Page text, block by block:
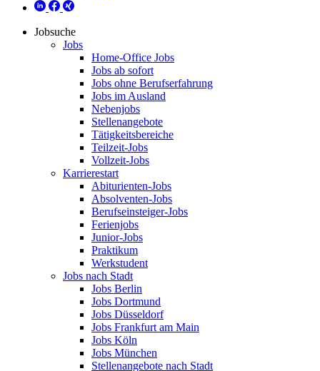
Jobsuche
Jobs
Home-Office Jobs
Jobs ab sofort
Jobs ohne Berufserfahrung
Jobs im Ausland
Nebenjobs
Stellenangebote
Tätigkeitsbereiche
Teilzeit-Jobs
Vollzeit-Jobs
Karrierestart
Abiturienten-Jobs
Absolventen-Jobs
Berufseinsteiger-Jobs
Ferienjobs
Junior-Jobs
Praktikum
Werkstudent
Jobs nach Stadt
Jobs Berlin
Jobs Dortmund
Jobs Düsseldorf
Jobs Frankfurt am Main
Jobs Köln
Jobs München
Stellenangebote nach Stadt